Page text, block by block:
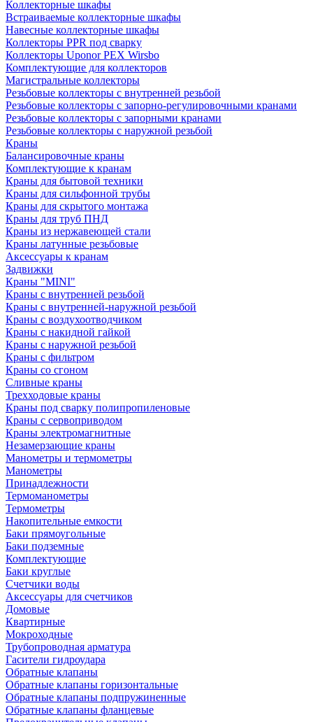
Коллекторные шкафы
Встраиваемые коллекторные шкафы
Навесные коллекторные шкафы
Коллекторы PPR под сварку
Коллекторы Uponor PEX Wirsbo
Комплектующие для коллекторов
Магистральные коллекторы
Резьбовые коллекторы с внутренней резьбой
Резьбовые коллекторы с запорно-регулировочными кранами
Резьбовые коллекторы с запорными кранами
Резьбовые коллекторы с наружной резьбой
Краны
Балансировочные краны
Комплектующие к кранам
Краны для бытовой техники
Краны для сильфонной трубы
Краны для скрытого монтажа
Краны для труб ПНД
Краны из нержавеющей стали
Краны латунные резьбовые
Аксессуары к кранам
Задвижки
Краны "MINI"
Краны с внутренней резьбой
Краны с внутренней-наружной резьбой
Краны с воздухоотводчиком
Краны с накидной гайкой
Краны с наружной резьбой
Краны с фильтром
Краны со сгоном
Сливные краны
Трехходовые краны
Краны под сварку полипропиленовые
Краны с сервоприводом
Краны электромагнитные
Незамерзающие краны
Манометры и термометры
Манометры
Принадлежности
Термоманометры
Термометры
Накопительные емкости
Баки прямоугольные
Баки подземные
Комплектующие
Баки круглые
Счетчики воды
Аксессуары для счетчиков
Домовые
Квартирные
Мокроходные
Трубопроводная арматура
Гасители гидроудара
Обратные клапаны
Обратные клапаны горизонтальные
Обратные клапаны подпружиненные
Обратные клапаны фланцевые